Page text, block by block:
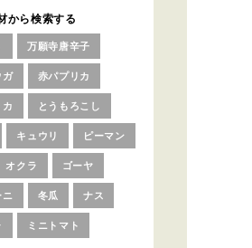
から検索する
万願寺唐辛子
ガ 赤パプリカ
とうもろこし
キュウリ ピーマン
オクラ ゴーヤ
ニ 冬瓜 ナス
ミニトマト